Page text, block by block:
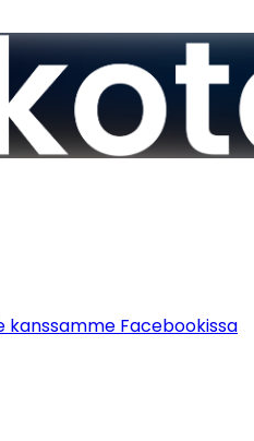
kanssamme Facebookissa